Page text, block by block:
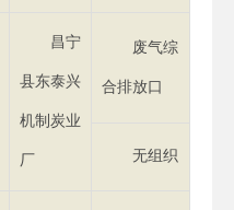
昌宁
县东泰兴
机制炭业
厂
废气综
合排放口
无组织